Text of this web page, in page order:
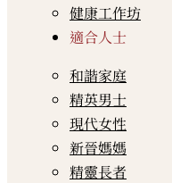
健康工作坊
適合人士
和諧家庭
精英男士
現代女性
新晉媽媽
精靈長者